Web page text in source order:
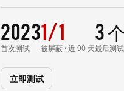
2023
首次测试
1/1
被屏蔽 · 近 90 天
3
最后测试
立即测试